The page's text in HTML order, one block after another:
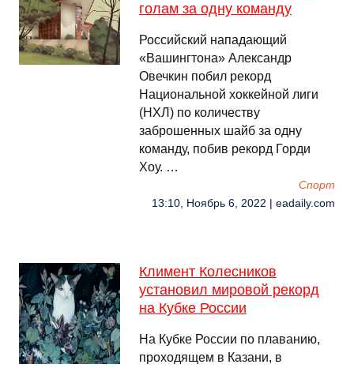
голам за одну команду
Российский нападающий
«Вашингтона» Александр
Овечкин побил рекорд
Национальной хоккейной лиги
(НХЛ) по количеству
заброшенных шайб за одну
команду, побив рекорд Горди
Хоу. …
Спорт
13:10, Ноябрь 6, 2022 | eadaily.com
Климент Колесников
установил мировой рекорд
на Кубке России
На Кубке России по плаванию,
проходящем в Казани, в